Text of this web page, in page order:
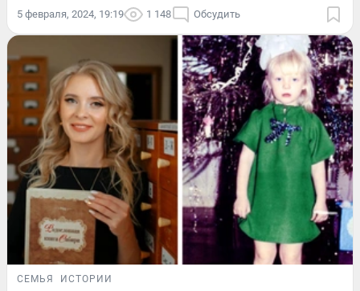
5 февраля, 2024, 19:19 1 148 Обсудить
СЕМЬЯ ИСТОРИИ